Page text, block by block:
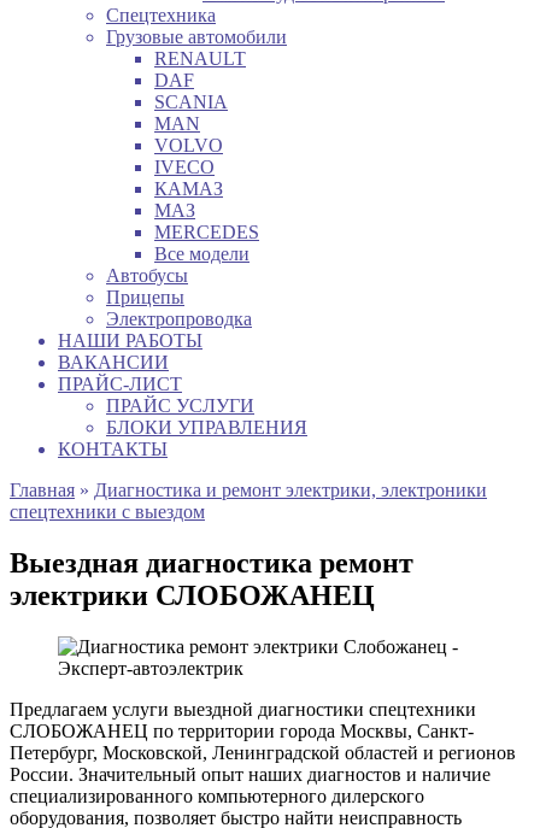
Спецтехника
Грузовые автомобили
RENAULT
DAF
SCANIA
MAN
VOLVO
IVECO
КАМАЗ
МАЗ
MERCEDES
Все модели
Автобусы
Прицепы
Электропроводка
НАШИ РАБОТЫ
ВАКАНСИИ
ПРАЙС-ЛИСТ
ПРАЙС УСЛУГИ
БЛОКИ УПРАВЛЕНИЯ
КОНТАКТЫ
Главная » Диагностика и ремонт электрики, электроники
спецтехники с выездом
Выездная диагностика ремонт
электрики СЛОБОЖАНЕЦ
Предлагаем услуги выездной диагностики спецтехники
СЛОБОЖАНЕЦ по территории города Москвы, Санкт-
Петербург, Московской, Ленинградской областей и регионов
России. Значительный опыт наших диагностов и наличие
специализированного компьютерного дилерского
оборудования, позволяет быстро найти неисправность